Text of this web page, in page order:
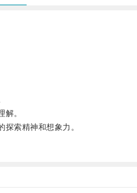
。
索精神和想象力。